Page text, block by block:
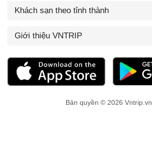
Khách sạn theo tỉnh thành
Giới thiệu VNTRIP
Bản quyền © 2026 Vntrip.vn